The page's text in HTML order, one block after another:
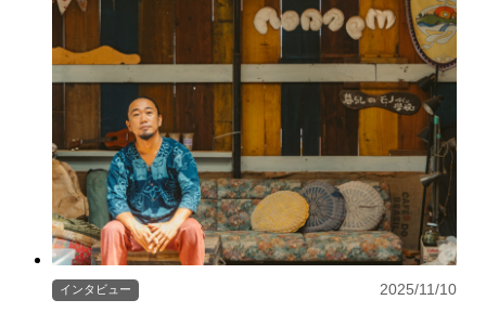
インタビュー 2025/11/10